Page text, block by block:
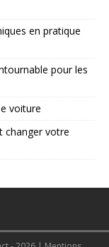
en pratique
pour les
voiture
changer votre